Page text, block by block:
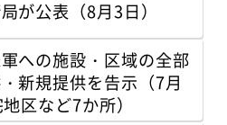
が公表（8月3日）
への施設・区域の全部
新規提供を告示（7月
区など7か所）